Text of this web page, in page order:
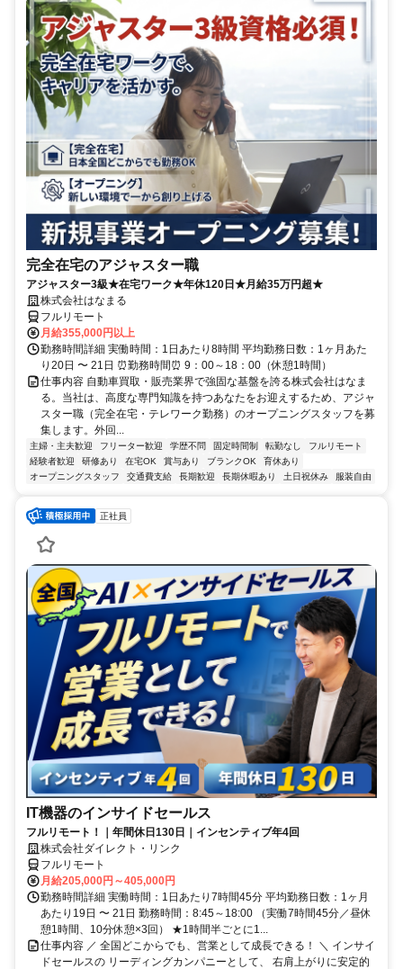
完全在宅のアジャスター職
アジャスター3級★在宅ワーク★年休120日★月給35万円超★
株式会社はなまる
フルリモート
月給355,000円以上
勤務時間詳細 実働時間：1日あたり8時間 平均勤務日数：1ヶ月あた
り20日 〜 21日 ⏰勤務時間⏰ 9：00～18：00（休憩1時間）
仕事内容 自動車買取・販売業界で強固な基盤を誇る株式会社はなま
る。当社は、高度な専門知識を持つあなたをお迎えするため、アジャ
スター職（完全在宅・テレワーク勤務）のオープニングスタッフを募
集します。外回...
主婦・主夫歓迎 フリーター歓迎 学歴不問 固定時間制 転勤なし
フルリモート
経験者歓迎
研修あり 在宅OK 賞与あり ブランクOK
育休あり
オープニングスタッフ
交通費支給 長期歓迎 長期休暇あり 土日祝休み 服装自由
正社員
IT機器のインサイドセールス
フルリモート！｜年間休日130日｜インセンティブ年4回
株式会社ダイレクト・リンク
フルリモート
月給205,000円～405,000円
勤務時間詳細 実働時間：1日あたり7時間45分 平均勤務日数：1ヶ月
あたり19日 〜 21日 勤務時間：8:45～18:00 （実働7時間45分／昼休
憩1時間、10分休憩×3回） ★1時間半ごとに1...
仕事内容 ／ 全国どこからでも、営業として成長できる！ ＼ インサイ
ドセールスの リーディングカンパニーとして、 右肩上がりに安定的